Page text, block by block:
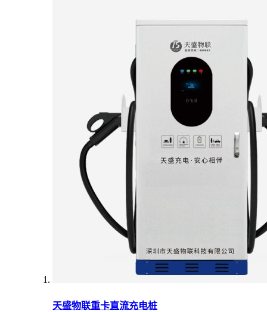
天盛物联重卡直流充电桩